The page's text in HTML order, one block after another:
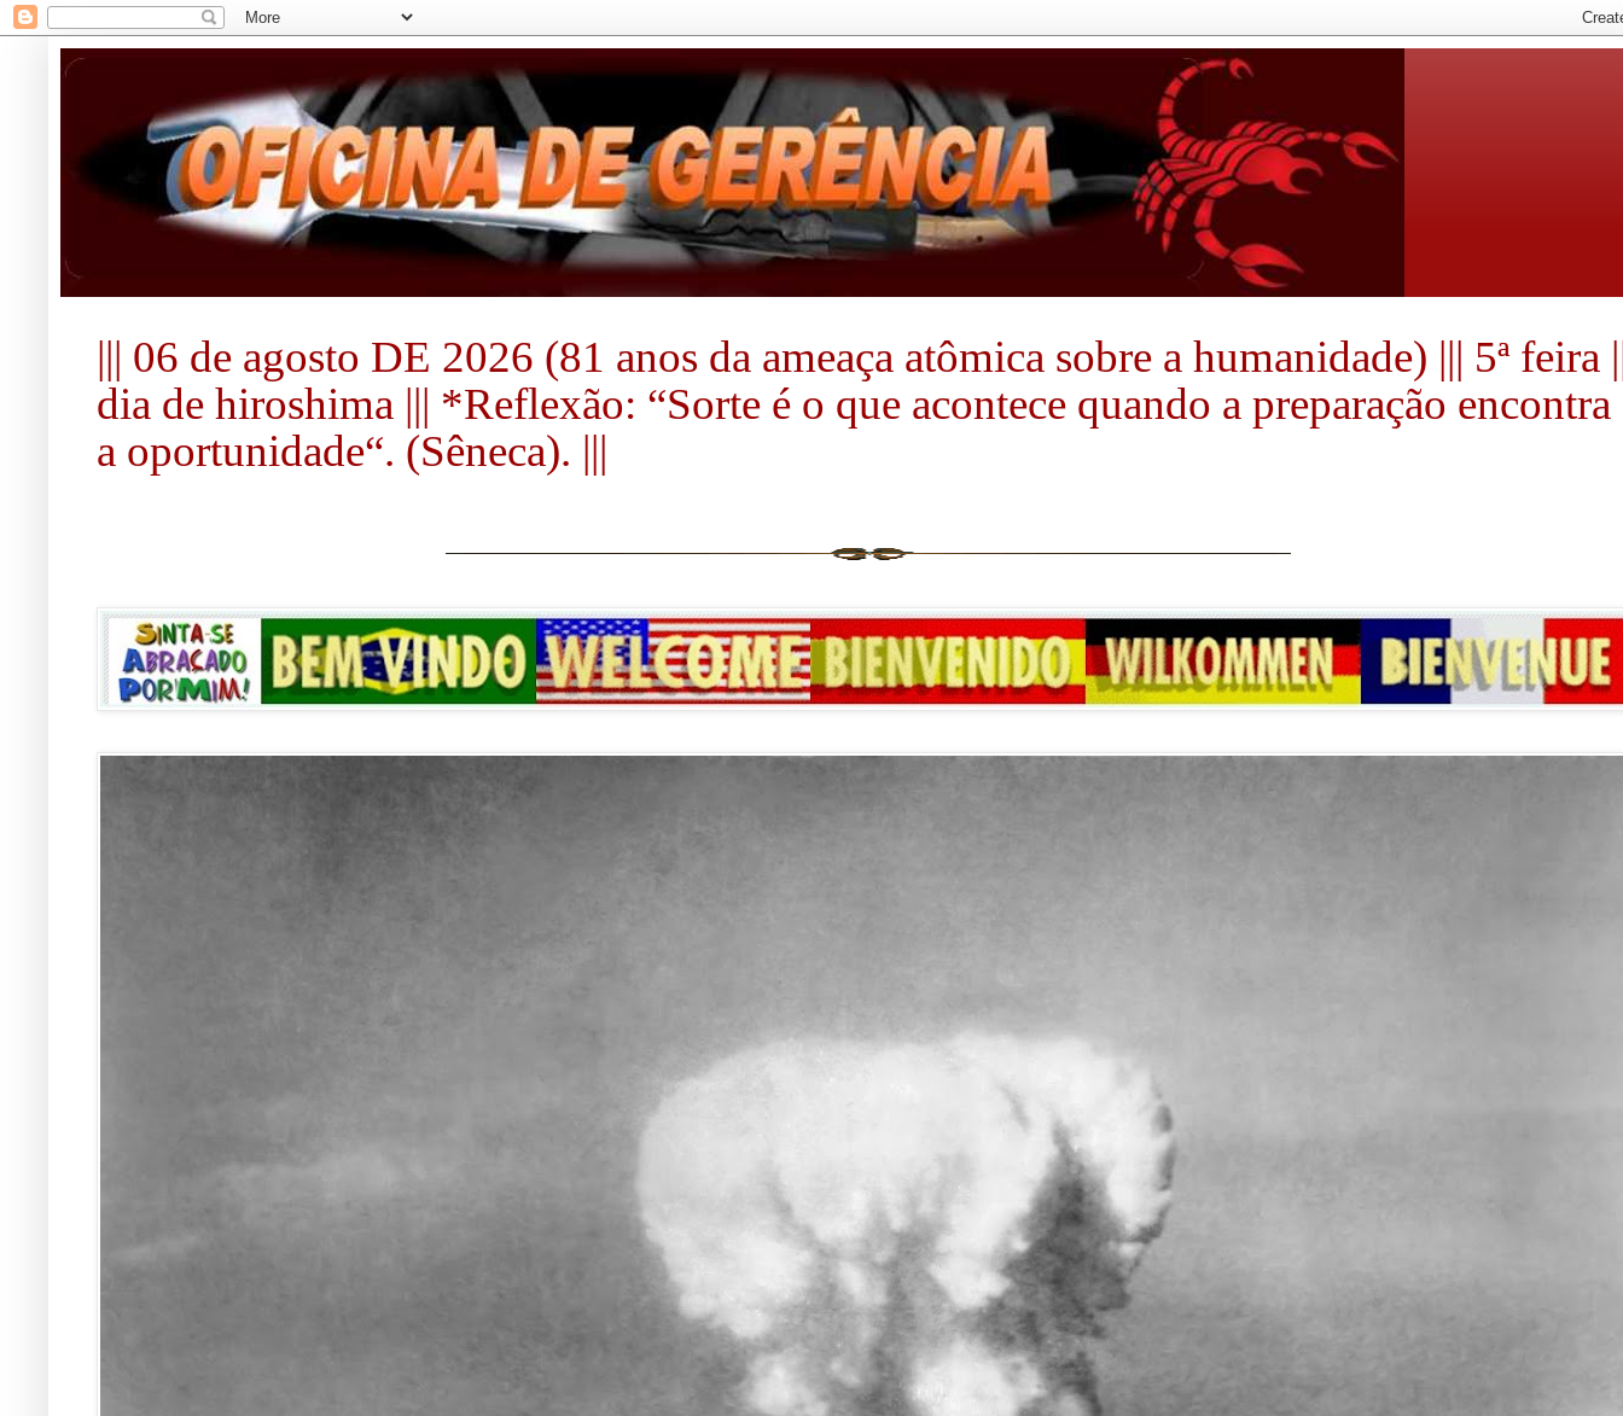
||| 06 de agosto DE 2026 (81 anos da ameaça atômica sobre a humanidade) ||| 5ª feira
dia de hiroshima ||| *Reflexão: “Sorte é o que acontece quando a preparação encontra
a oportunidade“. (Sêneca). |||